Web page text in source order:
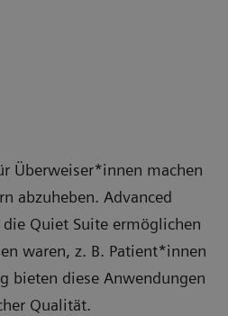
Überweiser*innen machen
abzuheben. Advanced
die Quiet Suite ermöglichen
waren, z. B. Patient*innen
bieten diese Anwendungen
Qualität.